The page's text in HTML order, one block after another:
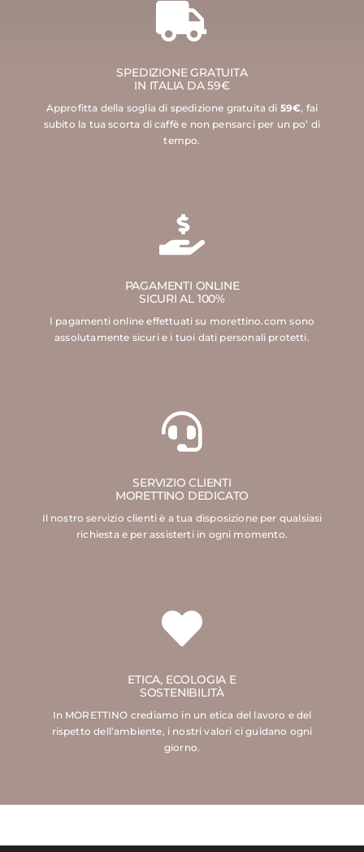
SPEDIZIONE GRATUITA
IN ITALIA DA 59€
Approfitta della soglia di spedizione gratuita di 59€, fai
subito la tua scorta di caffè e non pensarci per un po’ di
tempo.
PAGAMENTI ONLINE
SICURI AL 100%
I pagamenti online effettuati su morettino.com sono
assolutamente sicuri e i tuoi dati personali protetti.
SERVIZIO CLIENTI
MORETTINO DEDICATO
Il nostro servizio clienti è a tua disposizione per qualsiasi
richiesta e per assisterti in ogni momento.
ETICA, ECOLOGIA E
SOSTENIBILITÀ
In MORETTINO crediamo in un etica del lavoro e del
rispetto dell’ambiente, i nostri valori ci guidano ogni
giorno.